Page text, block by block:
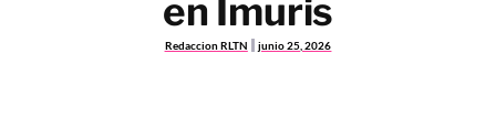
en Ímuris
Redaccion RLTN junio 25, 2026